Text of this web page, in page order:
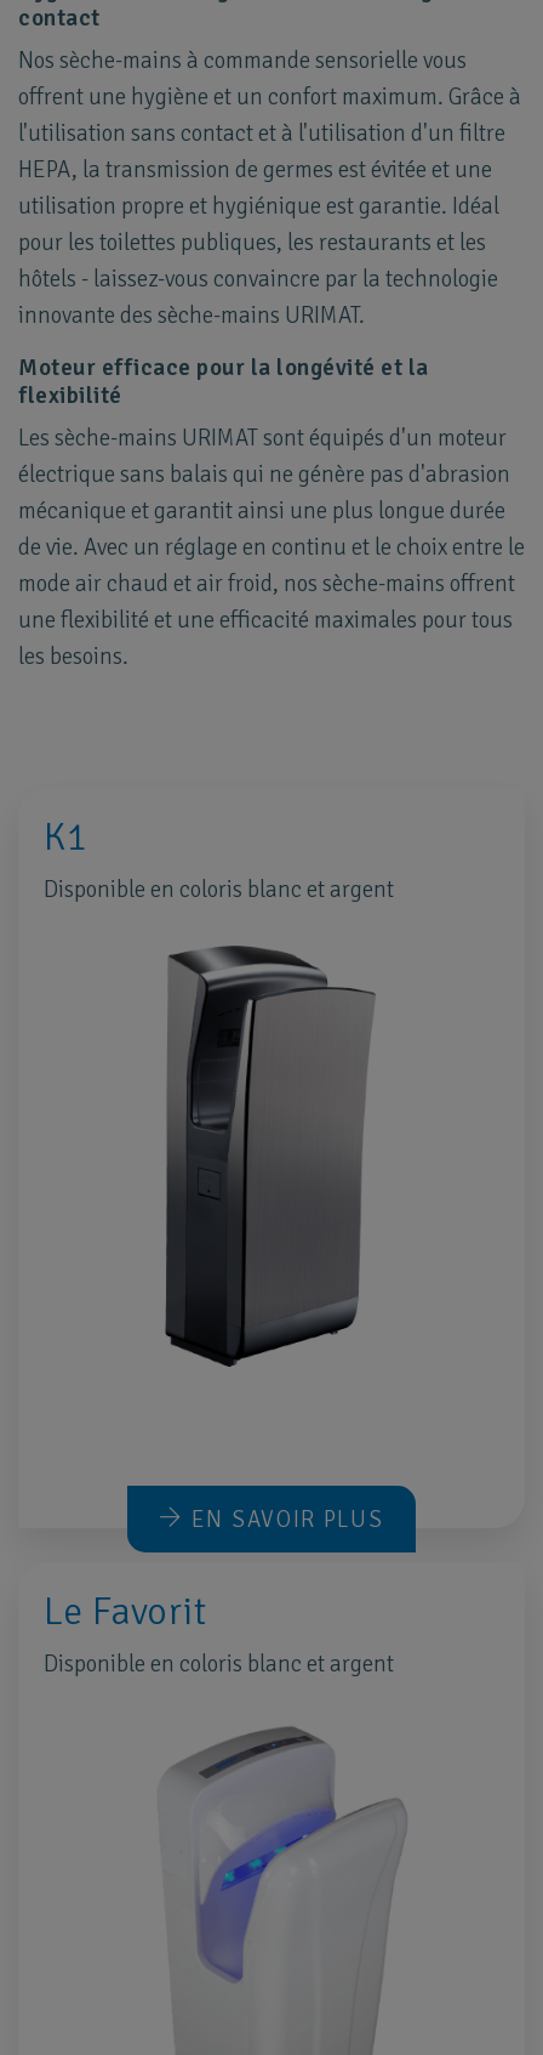
contact
Nos sèche-mains à commande sensorielle vous
offrent une hygiène et un confort maximum. Grâce à
l'utilisation sans contact et à l'utilisation d'un filtre
HEPA, la transmission de germes est évitée et une
utilisation propre et hygiénique est garantie. Idéal
pour les toilettes publiques, les restaurants et les
hôtels - laissez-vous convaincre par la technologie
innovante des sèche-mains URIMAT.
Moteur efficace pour la longévité et la
flexibilité
Les sèche-mains URIMAT sont équipés d'un moteur
électrique sans balais qui ne génère pas d'abrasion
mécanique et garantit ainsi une plus longue durée
de vie. Avec un réglage en continu et le choix entre le
mode air chaud et air froid, nos sèche-mains offrent
une flexibilité et une efficacité maximales pour tous
les besoins.
K1
Disponible en coloris blanc et argent
EN SAVOIR PLUS
Le Favorit
Disponible en coloris blanc et argent